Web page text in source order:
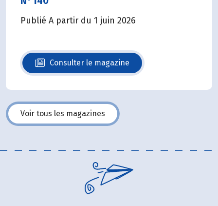
Publié A partir du 1 juin 2026
Consulter le magazine
N°140
Voir tous les magazines